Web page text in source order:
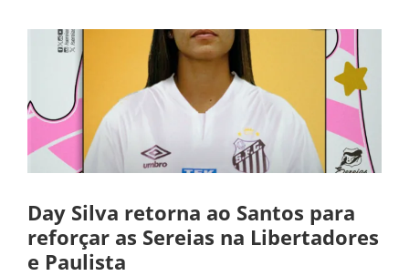
Day Silva retorna ao Santos para
reforçar as Sereias na Libertadores
e Paulista